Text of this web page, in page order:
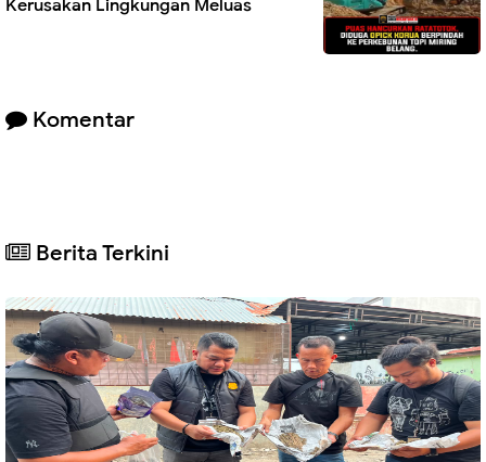
Kerusakan Lingkungan Meluas
Komentar
Berita Terkini